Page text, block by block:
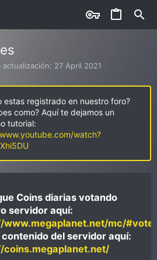
actualización: 27 April 2021
estas registrado en nuestro foro?
como? Aquí te dejamos un
tutorial:
watch?
Coins diarias votando
servidor aquí:
www.megaplanet.net/mc/#vote
del servidor aquí:
coins.megaplanet.net/